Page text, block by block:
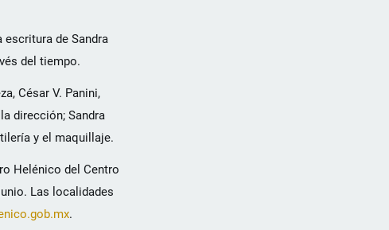
escritura de Sandra
del tiempo.
César V. Panini,
dirección; Sandra
y el maquillaje.
Helénico del Centro
Las localidades
.